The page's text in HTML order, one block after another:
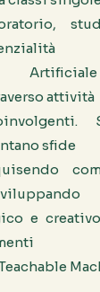
attività
sfide
e